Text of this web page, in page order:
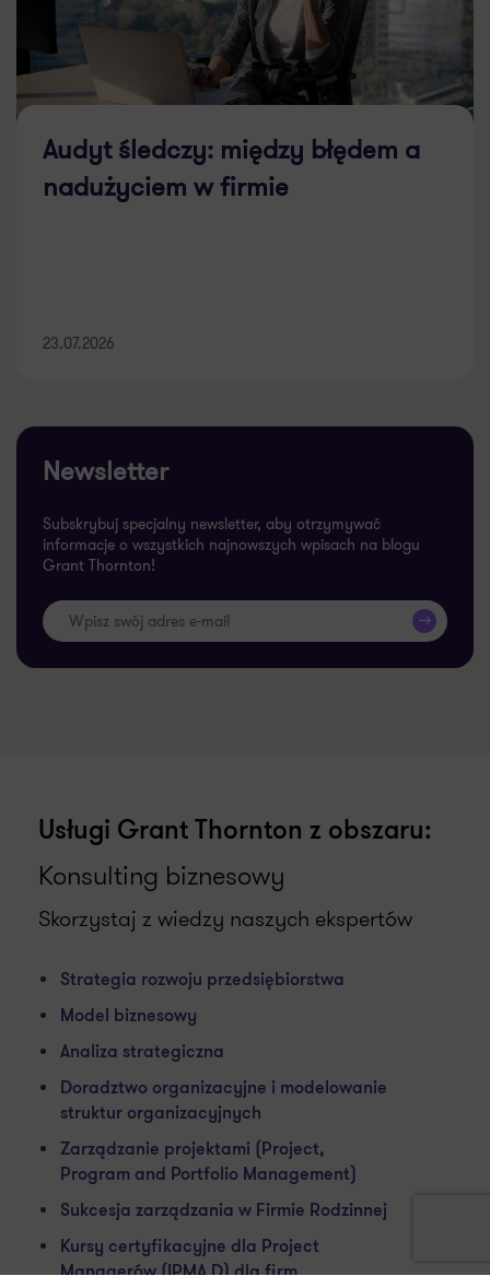
Audyt śledczy: między błędem a
nadużyciem w firmie
23.07.2026
Newsletter
Subskrybuj specjalny newsletter, aby otrzymywać
informacje o wszystkich najnowszych wpisach na blogu
Grant Thornton!
>>
Usługi Grant Thornton z obszaru:
Konsulting biznesowy
Skorzystaj z wiedzy naszych ekspertów
Strategia rozwoju przedsiębiorstwa
Model biznesowy
Analiza strategiczna
Doradztwo organizacyjne i modelowanie
struktur organizacyjnych
Zarządzanie projektami (Project,
Program and Portfolio Management)
Sukcesja zarządzania w Firmie Rodzinnej
Kursy certyfikacyjne dla Project